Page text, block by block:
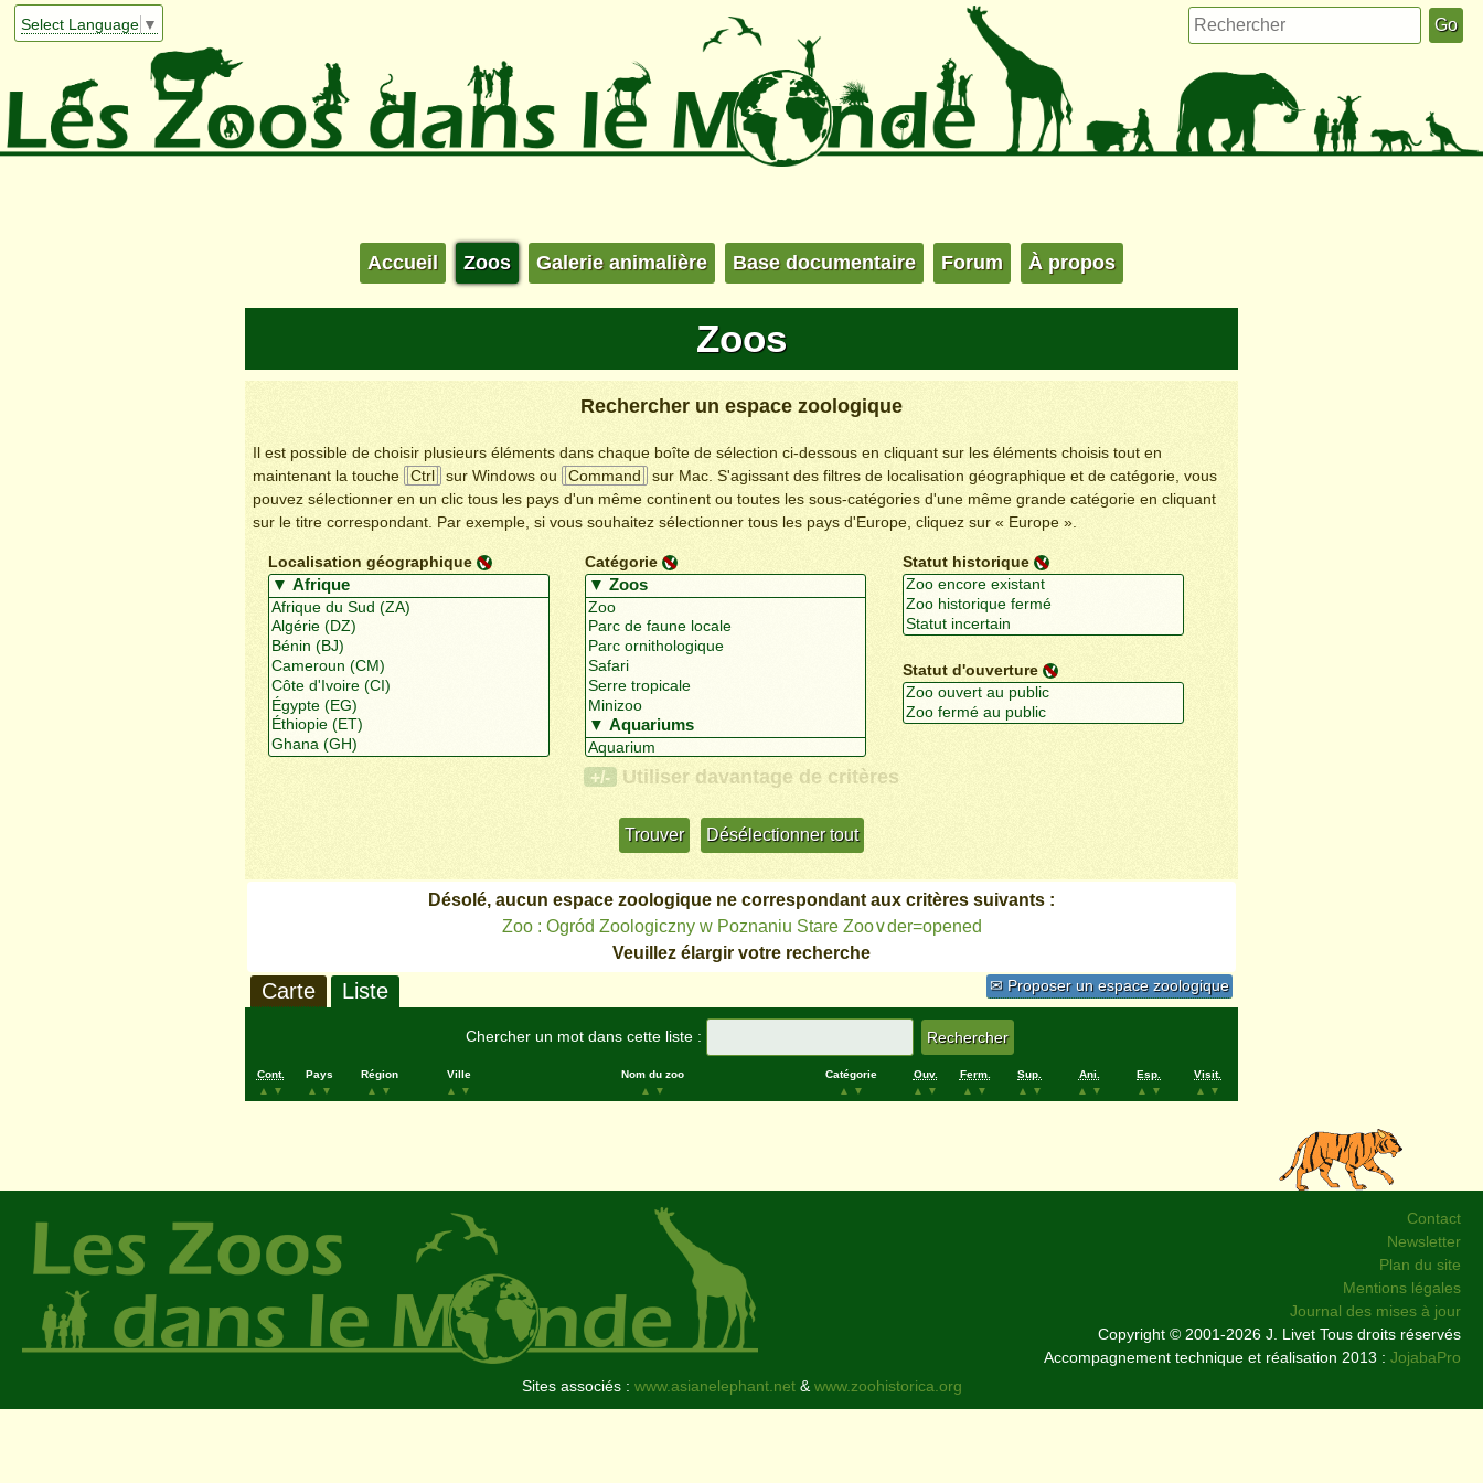
Select Language ▼
Accueil Zoos Galerie animalière Base documentaire Forum À propos
Zoos
Rechercher un espace zoologique
Il est possible de choisir plusieurs éléments dans chaque boîte de sélection ci-dessous en cliquant sur les éléments choisis tout en
maintenant la touche
Ctrl sur Windows ou Command
sur Mac. S'agissant des filtres de localisation géographique et de catégorie, vous
pouvez sélectionner en un clic tous les pays d'un même continent ou toutes les sous-catégories d'une même grande catégorie en cliquant
sur le titre correspondant. Par exemple, si vous souhaitez sélectionner tous les pays d'Europe, cliquez sur « Europe ».
Localisation géographique Catégorie Statut historique
Statut d'ouverture
+/- Utiliser davantage de critères
Désolé, aucun espace zoologique ne correspondant aux critères suivants :
Zoo : Ogród Zoologiczny w Poznaniu Stare Zoo∨der=opened
Veuillez élargir votre recherche
✉ Proposer un espace zoologique
Carte Liste
Chercher un mot dans cette liste :
Cont.
▲
▼
Pays
▲
▼
Région
▲
▼
Ville
▲
▼
Nom du zoo
▲
▼
Catégorie
▲
▼
Ouv.
▲
▼
Ferm.
▲
▼
Sup.
▲
▼
Ani.
▲
▼
Esp.
▲
▼
Visit.
▲
▼
Contact
Newsletter
Plan du site
Mentions légales
Journal des mises à jour
Copyright © 2001-2026 J. Livet Tous droits réservés
Accompagnement technique et réalisation 2013 : JojabaPro
Sites associés : www.asianelephant.net&www.zoohistorica.org